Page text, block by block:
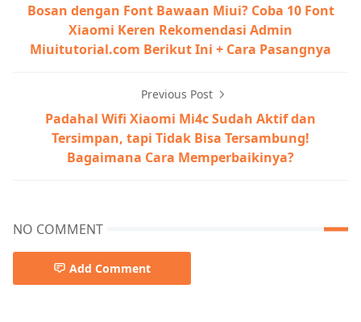
Bosan dengan Font Bawaan Miui? Coba 10 Font
Xiaomi Keren Rekomendasi Admin
Miuitutorial.com Berikut Ini + Cara Pasangnya
Previous Post
Padahal Wifi Xiaomi Mi4c Sudah Aktif dan
Tersimpan, tapi Tidak Bisa Tersambung!
Bagaimana Cara Memperbaikinya?
NO COMMENT
Add Comment